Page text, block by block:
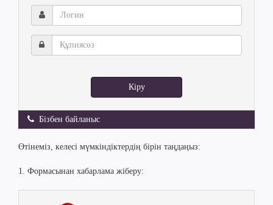
Логин
Құпиясөз
Кіру
Бізбен байланыс
Өтінеміз, келесі мүмкіндіктердің бірін таңдаңыз:
1. Формасынан хабарлама жіберу: